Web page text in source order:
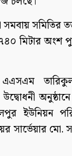
সমিতির
মিটার অংশ
এএসএম
ইউনিয়ন
সার্ভেয়ার মো.